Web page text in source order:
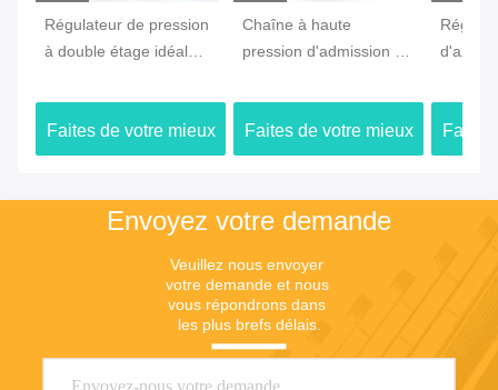
Régulateur de pression
à double étage idéal
industriels de haute
précision
Faites de votre mieux
Chaîne à haute
pression d'admission du
d'acier inoxydable de
CO2 4000psi
Faites de votre mieux
d'azote
de gaz
Faites
Envoyez votre demande
Veuillez nous envoyer
votre demande et nous
vous répondrons dans
les plus brefs délais.